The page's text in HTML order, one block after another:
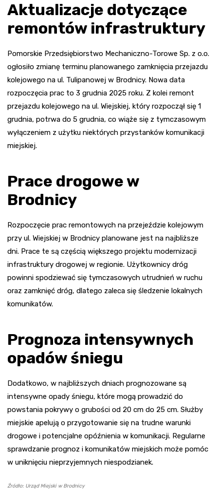
Aktualizacje dotyczące
remontów infrastruktury
Pomorskie Przedsiębiorstwo Mechaniczno-Torowe Sp. z o.o.
ogłosiło zmianę terminu planowanego zamknięcia przejazdu
kolejowego na ul. Tulipanowej w Brodnicy. Nowa data
rozpoczęcia prac to 3 grudnia 2025 roku. Z kolei remont
przejazdu kolejowego na ul. Wiejskiej, który rozpoczął się 1
grudnia, potrwa do 5 grudnia, co wiąże się z tymczasowym
wyłączeniem z użytku niektórych przystanków komunikacji
miejskiej.
Prace drogowe w
Brodnicy
Rozpoczęcie prac remontowych na przejeździe kolejowym
przy ul. Wiejskiej w Brodnicy planowane jest na najbliższe
dni. Prace te są częścią większego projektu modernizacji
infrastruktury drogowej w regionie. Użytkownicy dróg
powinni spodziewać się tymczasowych utrudnień w ruchu
oraz zamknięć dróg, dlatego zaleca się śledzenie lokalnych
komunikatów.
Prognoza intensywnych
opadów śniegu
Dodatkowo, w najbliższych dniach prognozowane są
intensywne opady śniegu, które mogą prowadzić do
powstania pokrywy o grubości od 20 cm do 25 cm. Służby
miejskie apelują o przygotowanie się na trudne warunki
drogowe i potencjalne opóźnienia w komunikacji. Regularne
sprawdzanie prognoz i komunikatów miejskich może pomóc
w uniknięciu nieprzyjemnych niespodzianek.
Źródło: Urząd Miejski w Brodnicy